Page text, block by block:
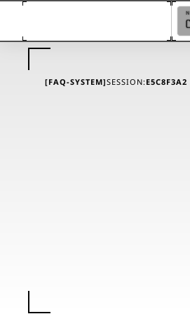
[FAQ-SYSTEM]SESSION: E5C8F3A2